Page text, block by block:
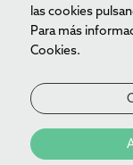
las cookies
Para más
Cookies.